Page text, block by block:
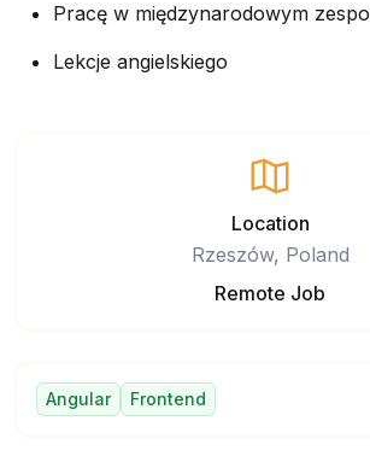
Pracę w międzynarodowym
Lekcje angielskiego
Location
Rzeszów, Poland
Remote Job
Angular Frontend